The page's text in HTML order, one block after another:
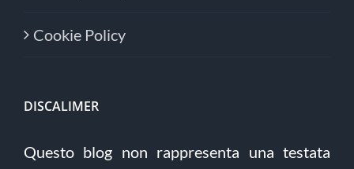
Cookie Policy
DISCALIMER
Questo blog non rappresenta una testata